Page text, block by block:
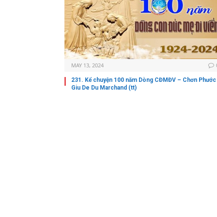
MAY 13, 2024
231. Kể chuyện 100 năm Dòng CĐMĐV – Chơn Phước
Giu De Du Marchand (tt)